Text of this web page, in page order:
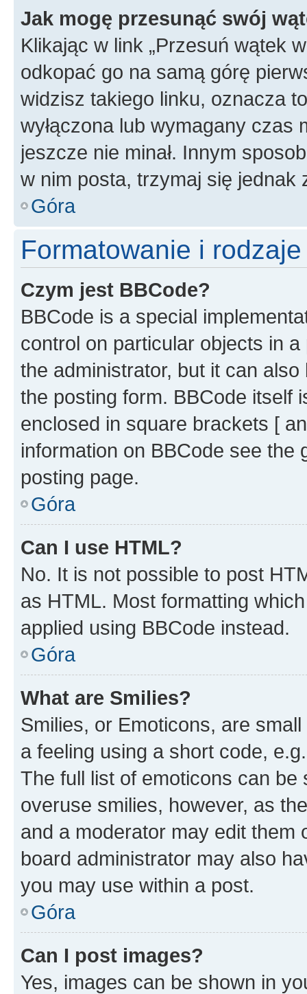
Jak mogę przesunąć swój
Klikając w link „Przesuń wątek
odkopać go na samą górę
widzisz takiego linku, oznacza
wyłączona lub wymagany czas
jeszcze nie minał. Innym
w nim posta, trzymaj się jednak
Góra
Formatowanie i
Czym jest BBCode?
BBCode is a special
control on particular objects in
the administrator, but it can
the posting form. BBCode itself
enclosed in square brackets [
information on BBCode see
posting page.
Góra
Can I use HTML?
No. It is not possible to post
as HTML. Most formatting
applied using BBCode instead.
Góra
What are Smilies?
Smilies, or Emoticons, are
a feeling using a short code,
The full list of emoticons can
overuse smilies, however, as
and a moderator may edit them
board administrator may also
you may use within a post.
Góra
Can I post images?
Yes, images can be shown in